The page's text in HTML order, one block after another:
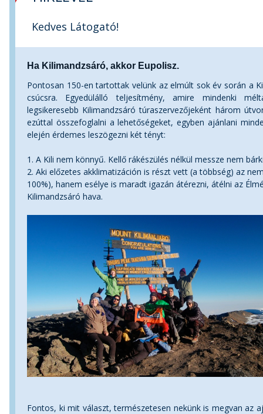
Kedves Látogató!
Ha Kilimandzsáró, akkor Eupolisz.
Pontosan 150-en tartottak velünk az elmúlt sok év során a
csúcsra. Egyedülálló teljesítmény, amire mindenki
legsikeresebb Kilimandzsáró túraszervezőjeként három
ezúttal összefoglalni a lehetőségeket, egyben ajánlani
elején érdemes leszögezni két tényt:
1. A Kili nem könnyű. Kellő rákészülés nélkül messze nem
2. Aki előzetes akklimatizáción is részt vett (a többség) az
100%), hanem esélye is maradt igazán átérezni, átélni az
Kilimandzsáró hava.
Fontos, ki mit választ, természetesen nekünk is megvan az